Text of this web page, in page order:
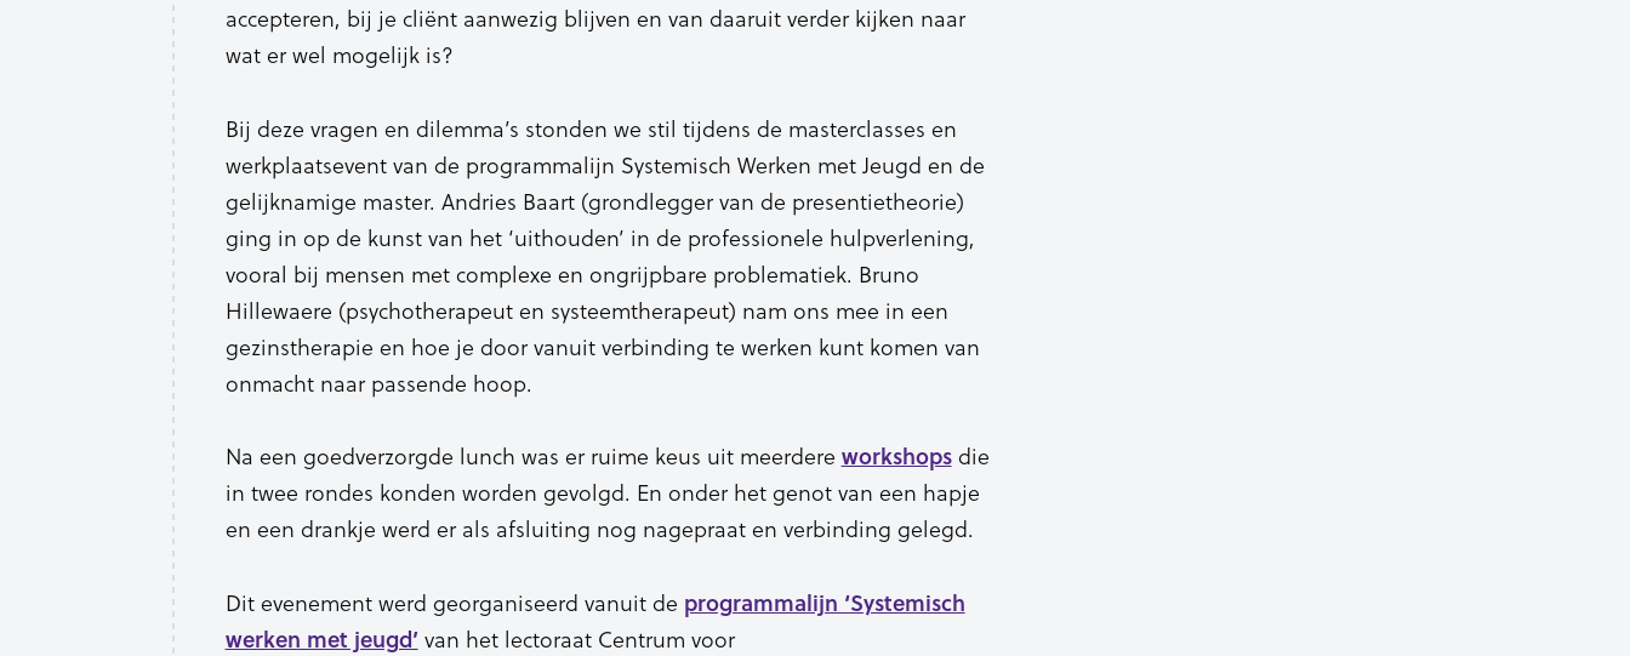
accepteren, bij je cliënt aanwezig blijven en van daaruit verder kijken naar
wat er wel mogelijk is?
Bij deze vragen en dilemma’s stonden we stil tijdens de masterclasses en
werkplaatsevent van de programmalijn Systemisch Werken met Jeugd en de
gelijknamige master. Andries Baart (grondlegger van de presentietheorie)
ging in op de kunst van het ‘uithouden’ in de professionele hulpverlening,
vooral bij mensen met complexe en ongrijpbare problematiek. Bruno
Hillewaere (psychotherapeut en systeemtherapeut) nam ons mee in een
gezinstherapie en hoe je door vanuit verbinding te werken kunt komen van
onmacht naar passende hoop.
Na een goedverzorgde lunch was er ruime keus uit meerdere workshopsdie
in twee rondes konden worden gevolgd. En onder het genot van een hapje
en een drankje werd er als afsluiting nog nagepraat en verbinding gelegd.
Dit evenement werd georganiseerd vanuit de programmalijn ‘Systemisch
werken met jeugd’van het lectoraat Centrum voor